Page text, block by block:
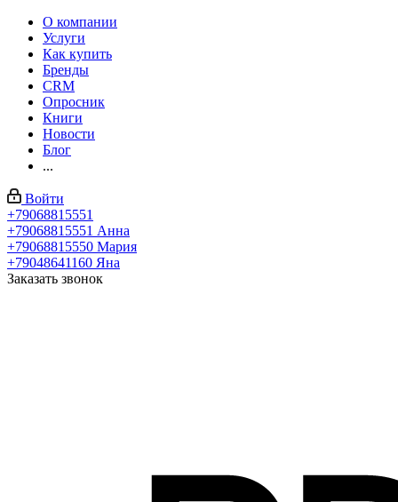
О компании
Услуги
Как купить
Бренды
CRM
Опросник
Книги
Новости
Блог
...
Войти
+79068815551
+79068815551 Анна
+79068815550 Мария
+79048641160 Яна
Заказать звонок